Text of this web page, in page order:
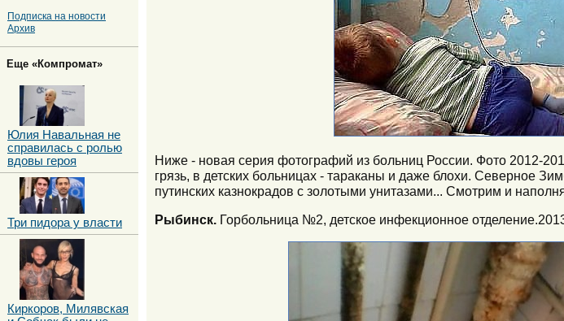
Ниже - новая серия фотографий из больниц России. Фото 2012-
грязь, в детских больницах - тараканы и даже блохи. Северное
путинских казнокрадов с золотыми унитазами... Смотрим и
Рыбинск. Горбольница №2, детское инфекционное
Подписка на новости
Архив
Еще «Компромат»
Юлия Навальная не
справилась с ролью
вдовы героя
Три пидора у власти
Киркоров, Милявская